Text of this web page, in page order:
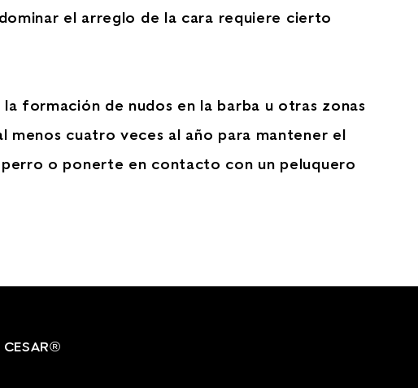
el arreglo de la cara requiere cierto
formación de nudos en la barba u otras zonas
cuatro veces al año para mantener el
o ponerte en contacto con un peluquero